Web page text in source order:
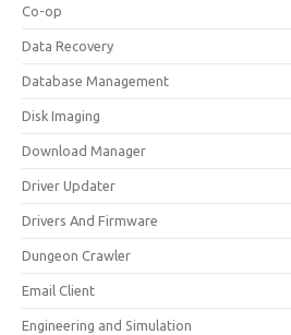
Co-op
Data Recovery
Database Management
Disk Imaging
Download Manager
Driver Updater
Drivers And Firmware
Dungeon Crawler
Email Client
Engineering and Simulation